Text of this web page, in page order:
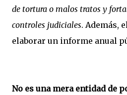
de tortura o malos tratos y
controles judiciales. Además,
elaborar un informe anual
No es una mera entidad de